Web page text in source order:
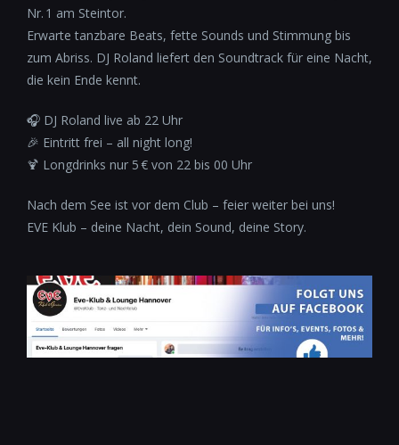
Nr. 1 am Steintor.
Erwarte tanzbare Beats, fette Sounds und Stimmung bis
zum Abriss. DJ Roland liefert den Soundtrack für eine Nacht,
die kein Ende kennt.
🎧 DJ Roland live ab 22 Uhr
🎉 Eintritt frei – all night long!
🍹 Longdrinks nur 5 € von 22 bis 00 Uhr
Nach dem See ist vor dem Club – feier weiter bei uns!
EVE Klub – deine Nacht, dein Sound, deine Story.